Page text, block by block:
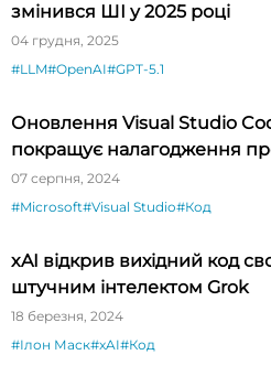
змінився ШІ у 2025 році
04 грудня, 2025
#LLM#OpenAI#GPT-5.1
Оновлення Visual Studio
покращує налагодження
07 серпня, 2024
#Microsoft#Visual Studio#Код
xAI відкрив вихідний код
штучним інтелектом Grok
18 березня, 2024
#Ілон Маск#xAI#Код